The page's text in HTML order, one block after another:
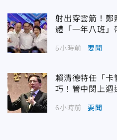
射出穿雲箭！鄭
體「一年八班」
5小時前 要聞
賴清德特任「
巧！管中閔上週
6小時前 要聞